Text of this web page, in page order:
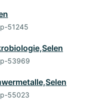
51245
p-53969
p-55023